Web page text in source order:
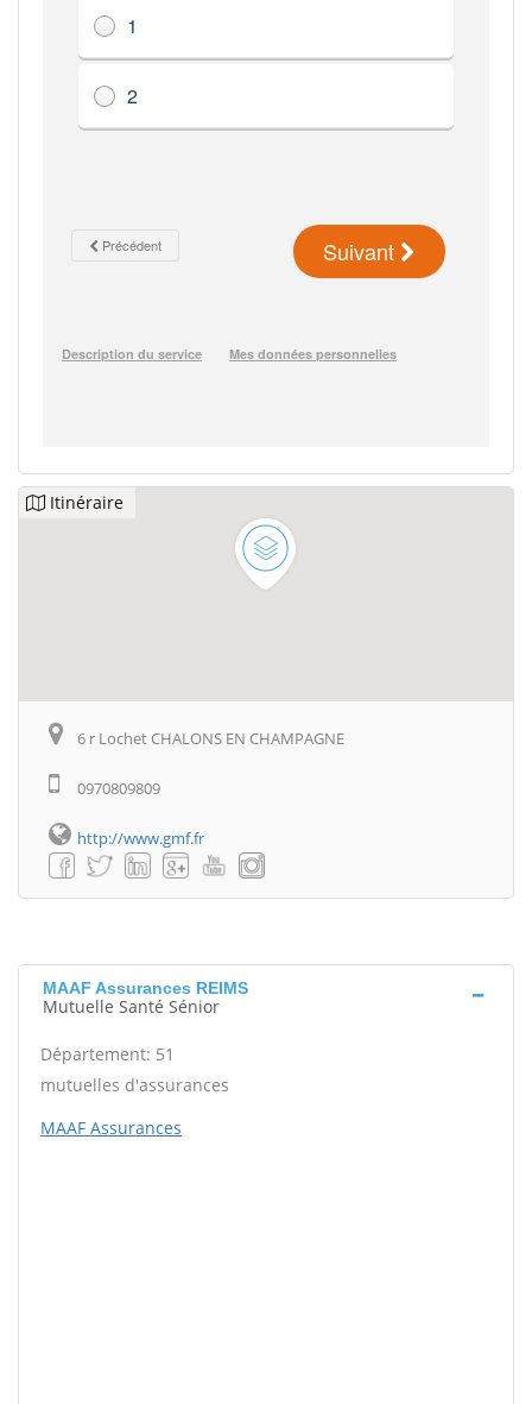
Itinéraire
6 r Lochet CHALONS EN CHAMPAGNE
0970809809
http://www.gmf.fr
MAAF Assurances REIMS
Mutuelle Santé Sénior
Département: 51
mutuelles d'assurances
MAAF Assurances